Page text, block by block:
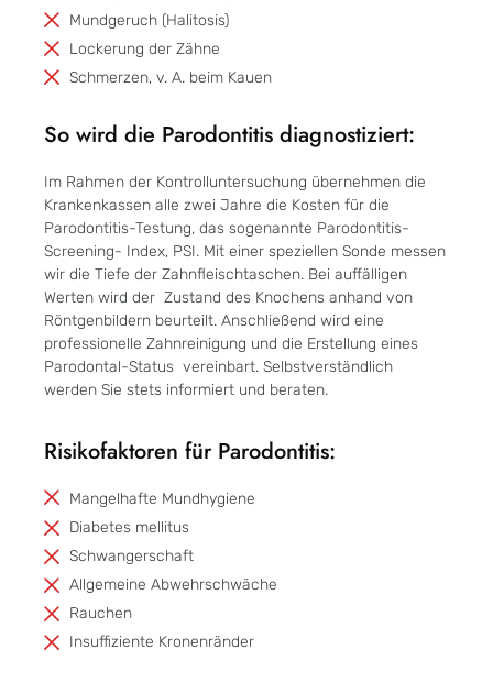
Mundgeruch (Halitosis)
Lockerung der Zähne
Schmerzen, v. A. beim Kauen
So wird die Parodontitis diagnostiziert:
Im Rahmen der Kontrolluntersuchung übernehmen die
Krankenkassen alle zwei Jahre die Kosten für die
Parodontitis-Testung, das sogenannte Parodontitis-
Screening- Index, PSI. Mit einer speziellen Sonde messen
wir die Tiefe der Zahnfleischtaschen. Bei auffälligen
Werten wird der Zustand des Knochens anhand von
Röntgenbildern beurteilt. Anschließend wird eine
professionelle Zahnreinigung und die Erstellung eines
Parodontal-Status vereinbart. Selbstverständlich
werden Sie stets informiert und beraten.
Risikofaktoren für Parodontitis:
Mangelhafte Mundhygiene
Diabetes mellitus
Schwangerschaft
Allgemeine Abwehrschwäche
Rauchen
Insuffiziente Kronenränder